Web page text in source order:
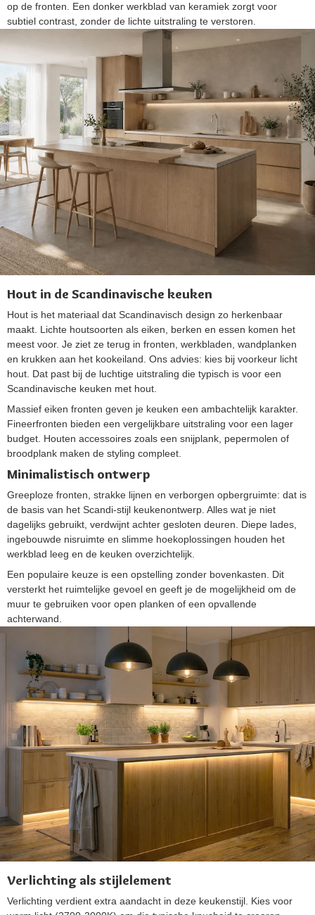
op de fronten. Een donker werkblad van keramiek zorgt voor
subtiel contrast, zonder de lichte uitstraling te verstoren.
Hout in de Scandinavische keuken
Hout is het materiaal dat Scandinavisch design zo herkenbaar
maakt. Lichte houtsoorten als eiken, berken en essen komen het
meest voor. Je ziet ze terug in fronten, werkbladen, wandplanken
en krukken aan het kookeiland. Ons advies: kies bij voorkeur licht
hout. Dat past bij de luchtige uitstraling die typisch is voor een
Scandinavische keuken met hout.
Massief eiken fronten geven je keuken een ambachtelijk karakter.
Fineerfronten bieden een vergelijkbare uitstraling voor een lager
budget. Houten accessoires zoals een snijplank, pepermolen of
broodplank maken de styling compleet.
Minimalistisch ontwerp
Greeploze fronten, strakke lijnen en verborgen opbergruimte: dat is
de basis van het Scandi-stijl keukenontwerp. Alles wat je niet
dagelijks gebruikt, verdwijnt achter gesloten deuren. Diepe lades,
ingebouwde nisruimte en slimme hoekoplossingen houden het
werkblad leeg en de keuken overzichtelijk.
Een populaire keuze is een opstelling zonder bovenkasten. Dit
versterkt het ruimtelijke gevoel en geeft je de mogelijkheid om de
muur te gebruiken voor open planken of een opvallende
achterwand.
Verlichting als stijlelement
Verlichting verdient extra aandacht in deze keukenstijl. Kies voor